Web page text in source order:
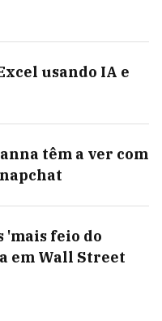
usando IA e
têm a ver com
'mais feio do
em Wall Street